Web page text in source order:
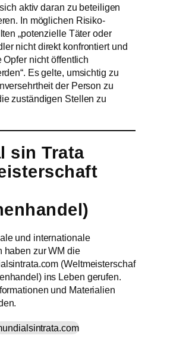
aktiv daran zu beteiligen
In möglichen Risiko-
„potenzielle Täter oder
nicht direkt konfrontiert und
nicht öffentlich
Es gelte, umsichtig zu
der Person zu
zuständigen Stellen zu
sin Trata
und internationale
haben zur WM die
(Weltmeisterschaf
ins Leben gerufen.
und Materialien